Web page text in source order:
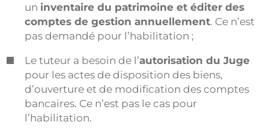
un inventaire du patrimoine et éditer des
comptes de gestion annuellement. Ce n’est
pas demandé pour l’habilitation ;
Le tuteur a besoin de l’autorisation du Juge
pour les actes de disposition des biens,
d’ouverture et de modification des comptes
bancaires. Ce n’est pas le cas pour
l’habilitation.